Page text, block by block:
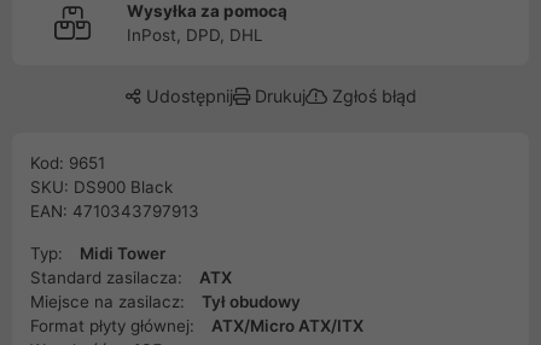
Wysyłka za pomocą
InPost, DPD, DHL
Udostępnij Drukuj Zgłoś błąd
Kod: 9651
SKU: DS900 Black
EAN: 4710343797913
Typ:
Midi Tower
Standard zasilacza:
ATX
Miejsce na zasilacz:
Tył obudowy
Format płyty głównej:
ATX/Micro ATX/ITX